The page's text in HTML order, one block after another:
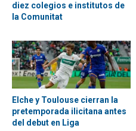
diez colegios e institutos de
la Comunitat
Elche y Toulouse cierran la
pretemporada ilicitana antes
del debut en Liga